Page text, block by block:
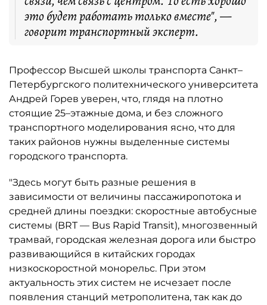
это будет работать только вместе", —
говорит транспортный эксперт.
Профессор Высшей школы транспорта Санкт–
Петербургского политехнического университета
Андрей Горев уверен, что, глядя на плотно
стоящие 25–этажные дома, и без сложного
транспортного моделирования ясно, что для
таких районов нужны выделенные системы
городского транспорта.
"Здесь могут быть разные решения в
зависимости от величины пассажиропотока и
средней длины поездки: скоростные автобусные
системы (BRT — Bus Rapid Transit), многозвенный
трамвай, городская железная дорога или быстро
развивающийся в китайских городах
низкоскоростной монорельс. При этом
актуальность этих систем не исчезает после
появления станций метрополитена, так как до